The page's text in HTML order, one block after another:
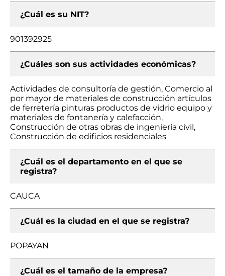
¿Cuál es su NIT?
901392925
¿Cuáles son sus actividades económicas?
Actividades de consultoría de gestión, Comercio al
por mayor de materiales de construcción artículos
de ferretería pinturas productos de vidrio equipo y
materiales de fontanería y calefacción,
Construcción de otras obras de ingeniería civil,
Construcción de edificios residenciales
¿Cuál es el departamento en el que se
registra?
CAUCA
¿Cuál es la ciudad en el que se registra?
POPAYAN
¿Cuál es el tamaño de la empresa?